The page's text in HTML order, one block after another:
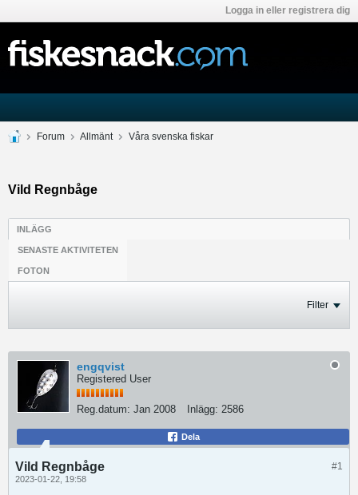
Logga in eller registrera dig
Forum Allmänt Våra svenska fiskar
Vild Regnbåge
INLÄGG
SENASTE AKTIVITETEN
FOTON
Filter
engqvist
Registered User
Reg.datum: Jan 2008 Inlägg: 2586
Dela
#1
Vild Regnbåge
2023-01-22, 19:58